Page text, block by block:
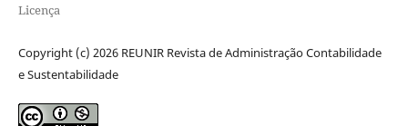
Licença
Copyright (c) 2026 REUNIR Revista de Administração Contabilidade
e Sustentabilidade